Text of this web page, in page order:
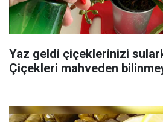
Yaz geldi çiçeklerinizi
Çiçekleri mahveden